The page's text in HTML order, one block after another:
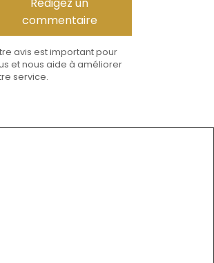
avis est important pour
et nous aide à améliorer
service.